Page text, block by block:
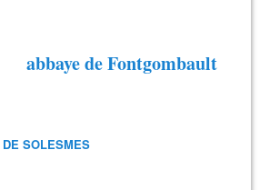
abbaye de Fontgombault
SOLESMES